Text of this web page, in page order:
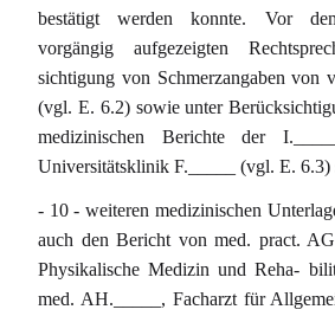
bestätigt werden konnte. Vor
vorgängig aufgezeigten
sichtigung von Schmerzangaben von
(vgl. E. 6.2) sowie unter
medizinischen Berichte der
Universitätsklinik F._____ (vgl. E. 6.3)
- 10 - weiteren medizinischen
auch den Bericht von med. pract.
Physikalische Medizin und Reha-
med. AH._____, Facharzt für